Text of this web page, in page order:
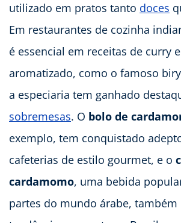
utilizado em pratos tanto doces
Em restaurantes de cozinha
é essencial em receitas de curry
aromatizado, como o famoso
a especiaria tem ganhado
sobremesas. O bolo de
exemplo, tem conquistado
cafeterias de estilo gourmet, e o
cardamomo, uma bebida
partes do mundo árabe, também